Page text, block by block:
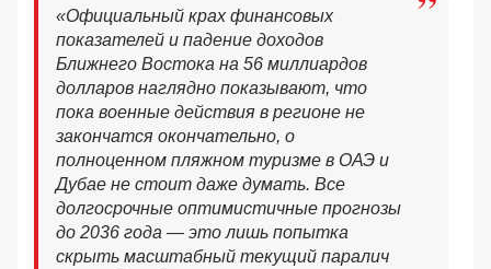
«Официальный крах финансовых
показателей и падение доходов
Ближнего Востока на 56 миллиардов
долларов наглядно показывают, что
пока военные действия в регионе не
закончатся окончательно, о
полноценном пляжном туризме в ОАЭ и
Дубае не стоит даже думать. Все
долгосрочные оптимистичные прогнозы
до 2036 года — это лишь попытка
скрыть масштабный текущий паралич